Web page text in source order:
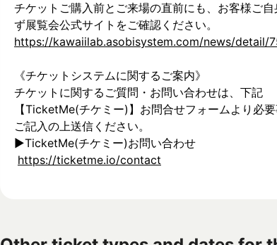
チケットご購入前とご来場の直前にも、お客様ご
ず展覧会公式サイトをご確認ください。
https://kawaiilab.asobisystem.com/news/detail/
《チケットシステムに関するご案内》
チケットに関するご質問・お問い合わせは、下記
【TicketMe(チケミー)】お問合せフォームより必
ご記入の上送信ください。
▶︎TicketMe(チケミー)お問い合わせ
https://ticketme.io/contact